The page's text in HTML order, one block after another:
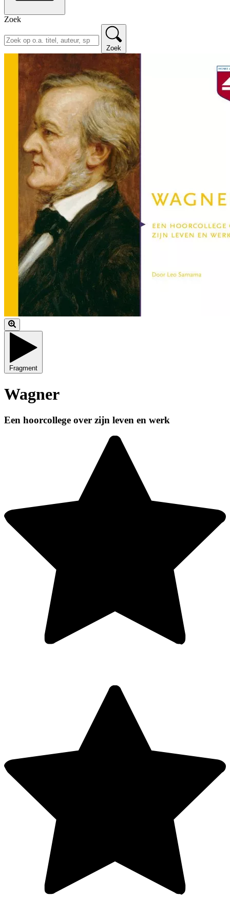
Zoek
Zoek
Fragment
Wagner
Een hoorcollege over zijn leven en werk